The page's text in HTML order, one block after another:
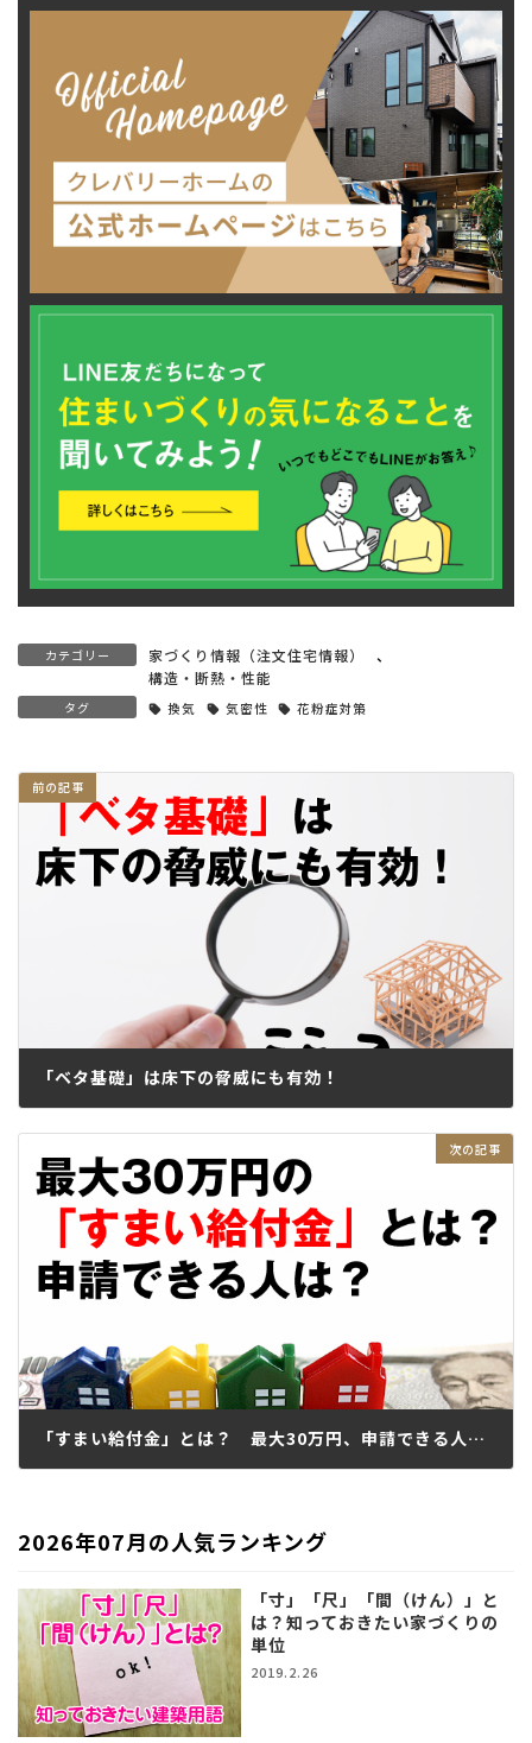
カテゴリー 家づくり情報（注文住宅情報）
、
構造・断熱・性能
タグ 換気 気密性 花粉症対策
「ベタ基礎」は床下の脅威にも有効！
「すまい給付金」とは？ 最大30万円、申請できる人は？
2026年07月の人気ランキング
「寸」「尺」「間（けん）」と
は？知っておきたい家づくりの
単位
2019.2.26